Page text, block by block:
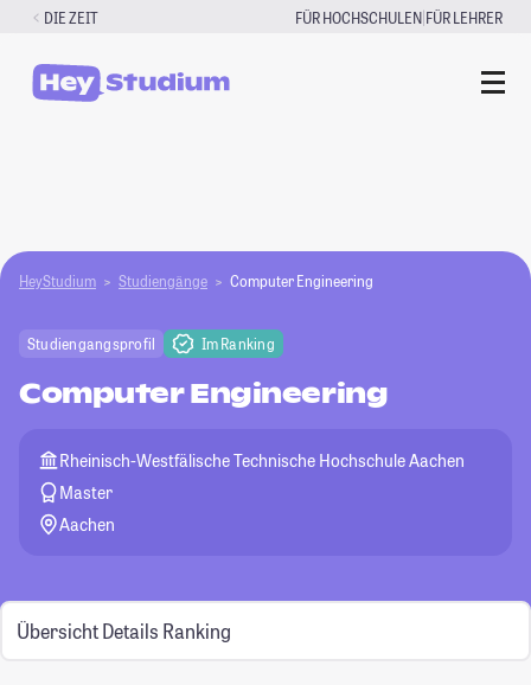
Zum
springen
DIE ZEIT FÜR HOCHSCHULEN|FÜR LEHRER
HeyStudium Studiengänge Computer Engineering
Studiengangsprofil Im Ranking
Computer Engineering
Rheinisch-Westfälische Technische Hochschule Aachen
Master
Aachen
Übersicht Details Ranking